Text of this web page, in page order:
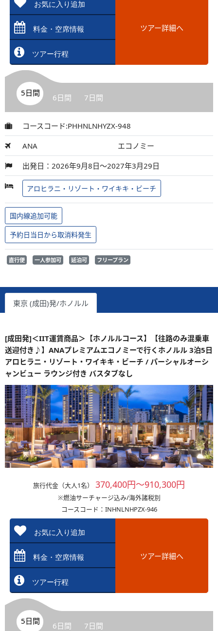
お気に入り追加
料金・空席情報
ツアー行程
ツアー詳細へ
5日間 6日間 7日間
コースコード:PHHNLNHYZX-948
ANA エコノミー
出発日：2026年9月8日～2027年3月29日
アロヒラニ・リゾート・ワイキキ・ビーチ
国内線追加可能
予約日当日から取消料発生
直行便 一人参加可 延泊可 フリープラン
東京 (成田)発/ホノルル
[成田発]＜IIT運賃商品＞【ホノルルコース】【往路のみ混乗車
送迎付き♪】ANAプレミアムエコノミーで行くホノルル 3泊5日
アロヒラニ・リゾート・ワイキキ・ビーチ / パーシャルオーシ
ャンビュー ラウンジ付き バスタブなし
旅行代金（大人1名） 370,400円～910,300円
※燃油サーチャージ込み/海外諸税別
コースコード：INHNLNHPZX-946
お気に入り追加
料金・空席情報
ツアー行程
ツアー詳細へ
5日間 6日間 7日間